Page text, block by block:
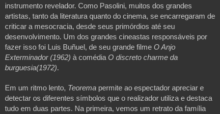
instrumento revelador. Como Pasolini, muitos dos grandes
artistas, tanto da literatura quanto do cinema, se encarregaram de
criticar a mesocracia, desde seus primórdios até seu
desenvolvimento. Um dos grandes cineastas responsáveis por
fazer isso foi Luis Buñuel, de seu grande filme O Anjo
Exterminador (1962) à comédia O discreto charme da
burguesia(1972).
Em um ritmo lento, Teorema permite ao espectador apreciar e
detectar os diferentes símbolos que o realizador utiliza e destaca
tudo em duas partes. Na primeira, vemos um retrato da família